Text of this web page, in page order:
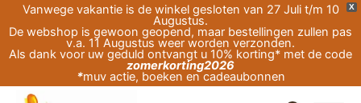
X
Vanwege vakantie is de winkel gesloten van 27 Juli t/m 10
Augustus.
De webshop is gewoon geopend, maar bestellingen zullen pas
v.a. 11 Augustus weer worden verzonden.
Als dank voor uw geduld ontvangt u 10% korting* met de code
zomerkorting2026
*muv actie, boeken en cadeaubonnen
naar
de